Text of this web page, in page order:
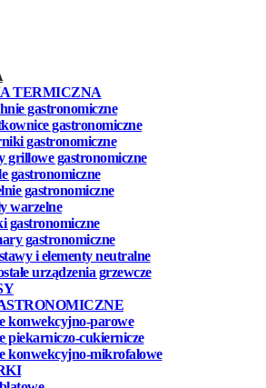
TERMICZNA
gastronomiczne
gastronomiczne
gastronomiczne
grillowe gastronomiczne
gastronomiczne
gastronomiczne
warzelne
gastronomiczne
gastronomiczne
i elementy neutralne
urządzenia grzewcze
konwekcyjno-parowe
piekarniczo-cukiernicze
konwekcyjno-mikrofalowe